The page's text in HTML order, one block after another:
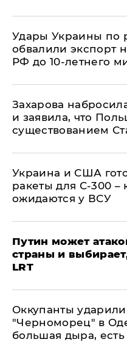
Удары Украины по
обвалили экспорт
РФ до 10-летнего
​Захарова
и заявила, что
существованием
Украина и США
ракеты для С-300 –
ожидаются у ВСУ
Путин может
страны и
LRT
Оккупанты
"Черноморец" в
большая дыра,